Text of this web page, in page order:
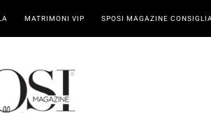
MATRIMONI VIP SPOSI MAGAZINE